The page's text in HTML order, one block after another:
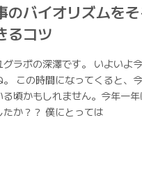
のバイオリズムを
るコツ
グラボの深澤です。 いよいよ
。 この時間になってくると、
る頃かもしれません。今年一
たか？？ 僕にとっては